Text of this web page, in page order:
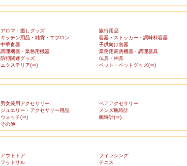
アロマ・癒しグッズ 旅行用品
キッチン用品・雑貨・エプロン 容器・ストッカー・調味料容器
中華食器 子供向け食器
調理機器・業務用機器 業務用厨房機器・調理器具
防犯関連グッズ 仏具・神具
エクステリア(⇒) ペット・ペットグッズ(⇒)
男女兼用アクセサリー ペアアクセサリー
ジュエリー・アクセサリー用品 メンズ腕時計
ウォッチ(⇒) 腕時計(⇒)
その他
アウトドア フィッシング
フットサル テニス